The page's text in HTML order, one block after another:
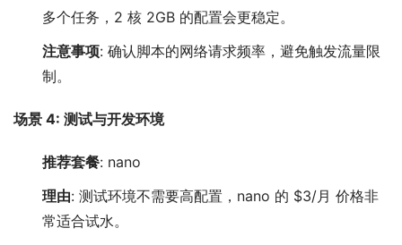
多个任务，2 核 2GB 的配置会更稳定。
注意事项: 确认脚本的网络请求频率，避免触发流量限
制。
场景 4: 测试与开发环境
推荐套餐: nano
理由: 测试环境不需要高配置，nano 的 $3/月 价格非
常适合试水。